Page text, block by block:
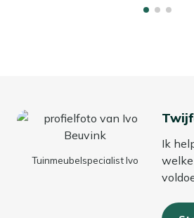
Tuinmeubelspecialist Ivo
Ik